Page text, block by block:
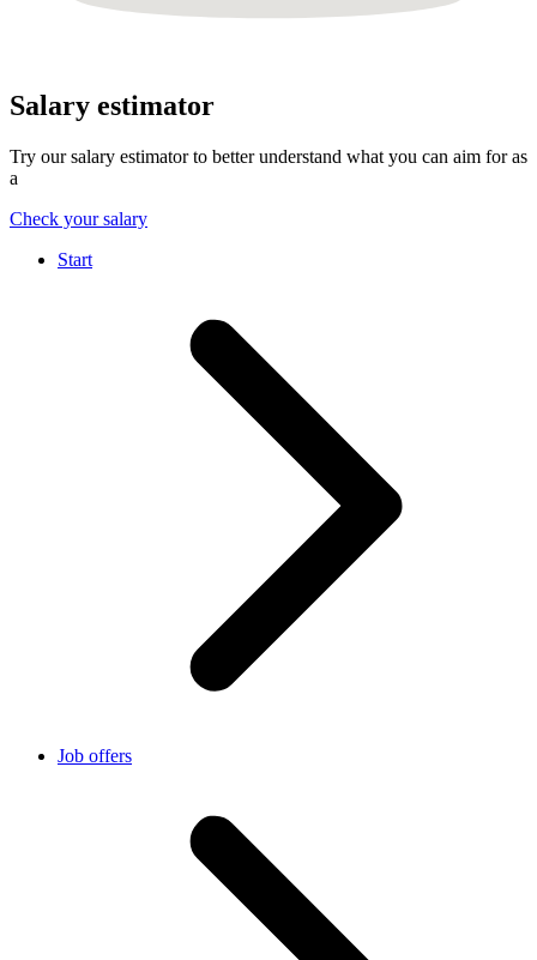
Salary estimator
Try our salary estimator to better understand what you can aim for as
a
Check your salary
Start
Job offers